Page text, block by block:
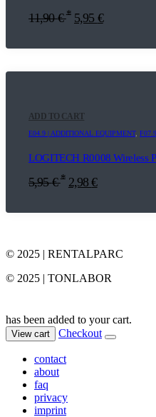
11,90€ * 5,95 €
ADD TO CART
E04.9 | ADDITIONAL EQUIPMENT,
LOGITECH R0008 Wireless
5,95€ * 2,98€
© 2025 | RENTALPARC
© 2025 | TONLABOR
has been added to your cart.
View cart Checkout
contact
about
faq
privacy
imprint